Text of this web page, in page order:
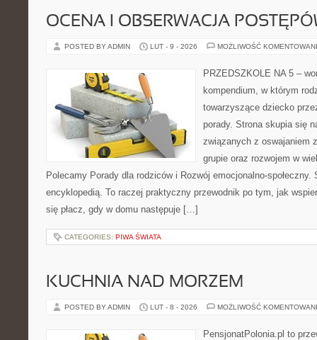
OCENA I OBSERWACJA
POSTED BY ADMIN LUT - 9 - 2026 MOŻLIWOŚĆ
PRZEDSZKOLE NA 5 –
kompendium, w którym
towarzyszące dziecko
porady. Strona skupia się
związanych z oswajaniem
grupie oraz rozwojem w
Polecamy Porady dla rodziców i Rozwój emocjonalno-społeczny.
encyklopedią. To raczej praktyczny przewodnik po tym, jak
się płacz, gdy w domu następuje […]
CATEGORIES: PIWA ŚWIATA
KUCHNIA NAD MORZEM
POSTED BY ADMIN LUT - 8 - 2026 MOŻLIWOŚĆ
PensjonatPolonia.pl to